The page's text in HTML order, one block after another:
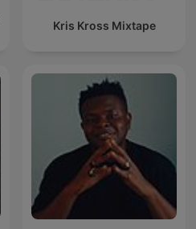
Kris Kross Mixtape